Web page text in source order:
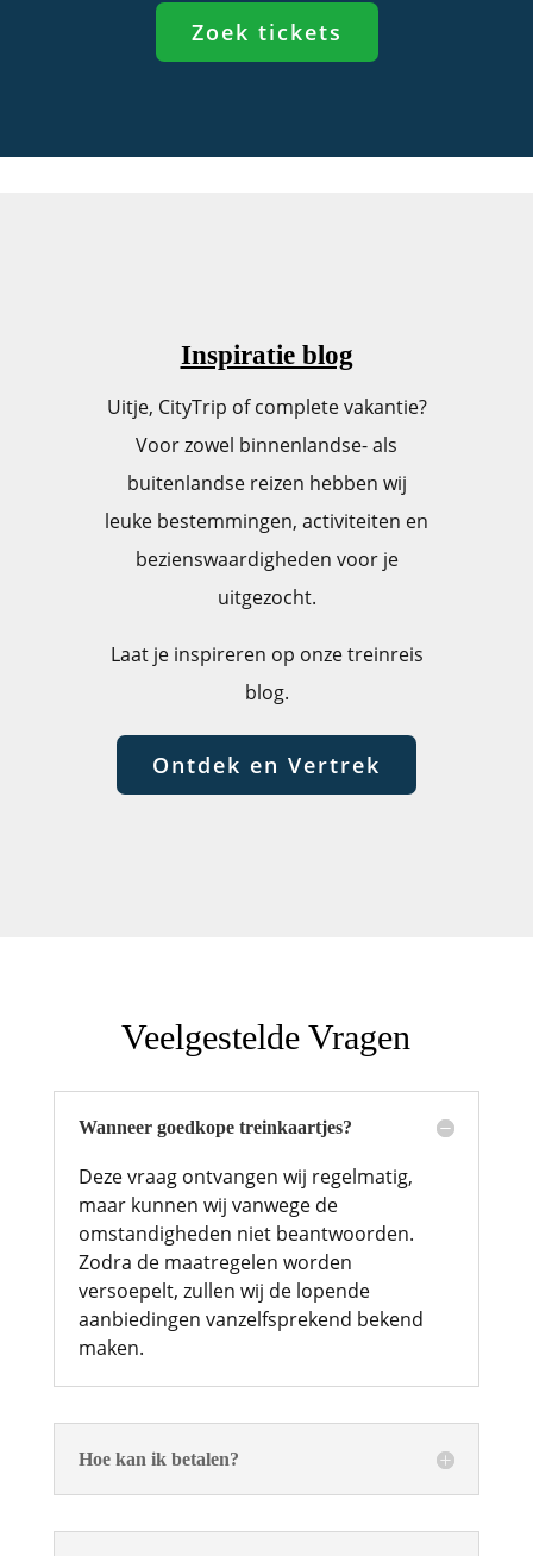
Zoek tickets
Inspiratie blog
Uitje, CityTrip of complete vakantie?
Voor zowel binnenlandse- als
buitenlandse reizen hebben wij
leuke bestemmingen, activiteiten en
bezienswaardigheden voor je
uitgezocht.
Laat je inspireren op onze treinreis
blog.
Ontdek en Vertrek
Veelgestelde Vragen
Wanneer goedkope treinkaartjes?
Deze vraag ontvangen wij regelmatig,
maar kunnen wij vanwege de
omstandigheden niet beantwoorden.
Zodra de maatregelen worden
versoepelt, zullen wij de lopende
aanbiedingen vanzelfsprekend bekend
maken.
Hoe kan ik betalen?